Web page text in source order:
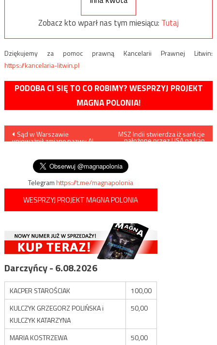
Zobacz kto wparł nas tym miesiącu: Tutaj
Dziękujemy za pomoc prawną Kancelarii Prawnej Litwin:
https://kancelaria-litwin.pl
PODOBA CI SIĘ TO CO ROBIMY? WESPRZYJ PROJEKT
MAGNA POLONIA!
Nawigacja
Sąd w Warszawie
unieważnił zmianę nazwy Al.
MSZ Indii stwierdza iż sankcje
nałożone przez USA na Iran
Telegramhttps://t.me/magnapolonia
WESPRZYJ PROJEKT MAGNA POLONIA
Darczyńcy - 6.08.2026
KACPER STAROŚCIAK
100,00
KULCZYK GRZEGORZ POLIŃSKA i
KULCZYK KATARZYNA
50,00
MARIA KOSTRZEWA 50,00